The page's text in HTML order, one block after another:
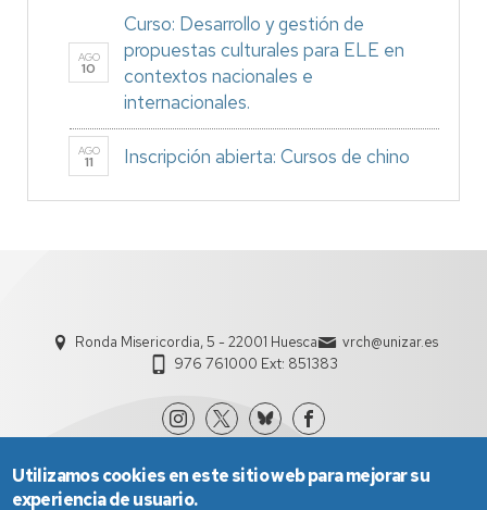
AGO
10
Curso: Desarrollo y gestión de
propuestas culturales para ELE en
contextos nacionales e
internacionales.
AGO
11 Inscripción abierta: Cursos de chino
Ronda Misericordia, 5 - 22001 Huesca
vrch@unizar.es
976 761000 Ext: 851383
Utilizamos cookies en este sitio web para mejorar su
experiencia de usuario.